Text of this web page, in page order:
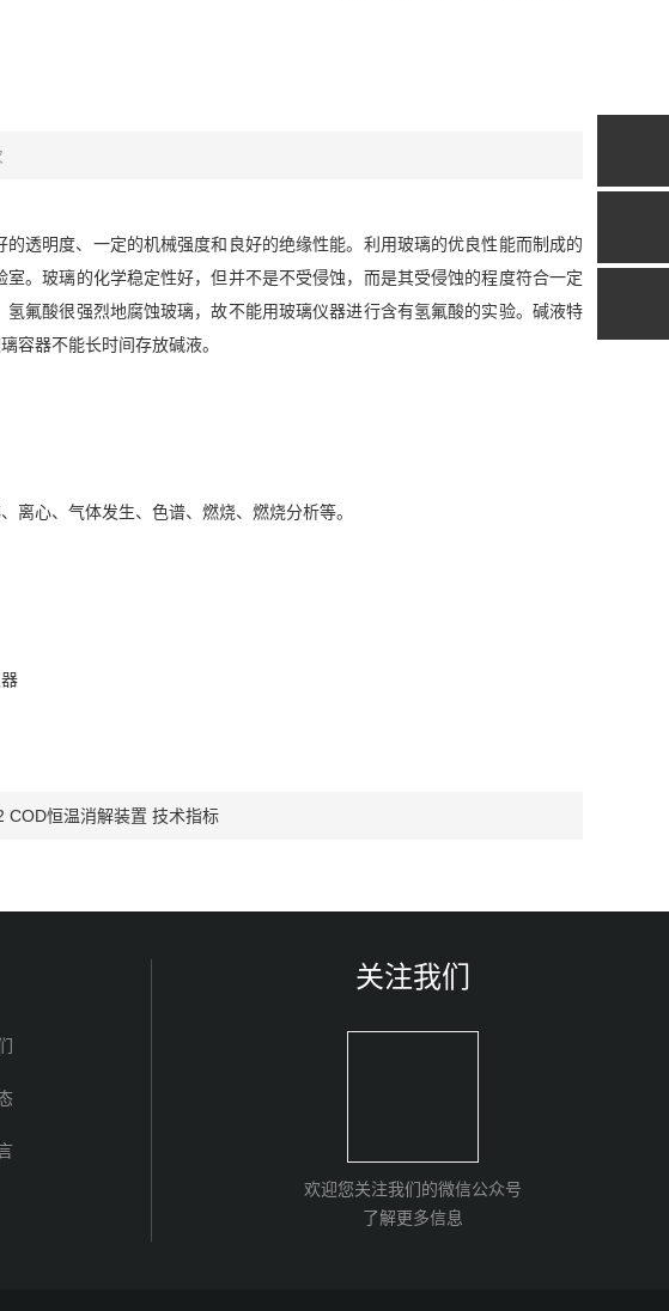
透明度、一定的机械强度和良好的绝缘性能。利用玻璃的优良性能而制成的
。玻璃的化学稳定性好，但并不是不受侵蚀，而是其受侵蚀的程度符合一定
氟酸很强烈地腐蚀玻璃，故不能用玻璃仪器进行含有氢氟酸的实验。碱液特
容器不能长时间存放碱液。
离心、气体发生、色谱、燃烧、燃烧分析等。
COD恒温消解装置 技术指标
关注我们
欢迎您关注我们的微信公众号
了解更多信息